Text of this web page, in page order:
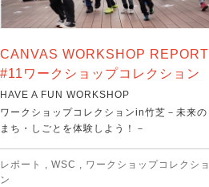
CANVAS WORKSHOP REPORT
#11ワークショップコレクション
HAVE A FUN WORKSHOP
ワークショップコレクションin竹芝－未来の
まち・しごとを体験しよう！－
レポート , WSC , ワークショップコレクショ
ン